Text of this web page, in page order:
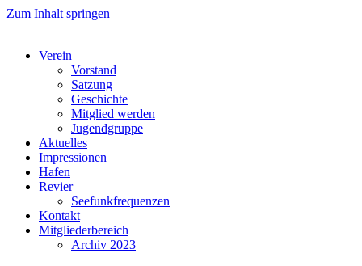
Zum Inhalt springen
Verein
Vorstand
Satzung
Geschichte
Mitglied werden
Jugendgruppe
Aktuelles
Impressionen
Hafen
Revier
Seefunkfrequenzen
Kontakt
Mitgliederbereich
Archiv 2023